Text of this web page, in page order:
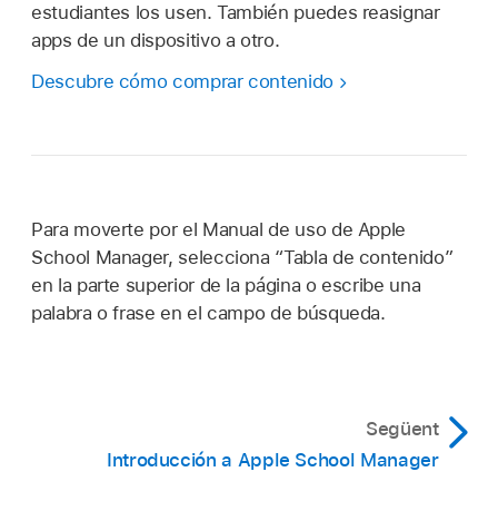
estudiantes los usen. También puedes reasignar
apps de un dispositivo a otro.
Descubre cómo comprar contenido
Para moverte por el Manual de uso de Apple
School Manager, selecciona “Tabla de contenido”
en la parte superior de la página o escribe una
palabra o frase en el campo de búsqueda.
Següent
Introducción a Apple School Manager